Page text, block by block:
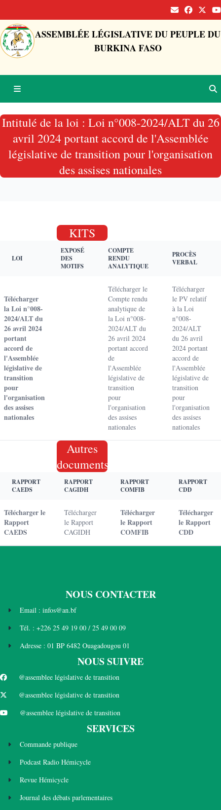
ASSEMBLÉE LÉGISLATIVE DU PEUPLE DU
BURKINA FASO
Intitulé de la loi : Loi n°008-2024/ALT du 26
avril 2024 portant accord de l'Assemblée
législative de transition pour l'organisation
des assises nationales
KITS
LOI
EXPOSÉ
DES
MOTIFS
COMPTE
RENDU
ANALYTIQUE
PROCÈS
VERBAL
Télécharger
la Loi n°008-
2024/ALT du
26 avril 2024
portant
accord de
l'Assemblée
législative de
transition
pour
l'organisation
des assises
nationales
Télécharger le
Compte rendu
analytique de
la Loi n°008-
2024/ALT du
26 avril 2024
portant accord
de
l'Assemblée
législative de
transition
pour
l'organisation
des assises
nationales
Télécharger
le PV relatif
à la Loi
n°008-
2024/ALT
du 26 avril
2024 portant
accord de
l'Assemblée
législative de
transition
pour
l'organisation
des assises
nationales
Autres
documents
RAPPORT
CAEDS
RAPPORT
CAGIDH
RAPPORT
COMFIB
RAPPORT
CDD
Télécharger le
Rapport
CAEDS
Télécharger
le Rapport
CAGIDH
Télécharger
le Rapport
COMFIB
Télécharger
le Rapport
CDD
NOUS CONTACTER
Email : infos@an.bf
Tél. : +226 25 49 19 00 / 25 49 00 09
Adresse : 01 BP 6482 Ouagadougou 01
NOUS SUIVRE
@assemblee législative de transition
@assemblee législative de transition
@assemblee législative de transition
SERVICES
Commande publique
Podcast Radio Hémicycle
Revue Hémicycle
Journal des débats parlementaires